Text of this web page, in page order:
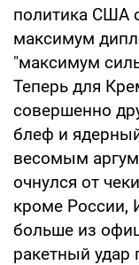
политика США
максимум
"максимум
Теперь для
совершенно
блеф и
весомым
очнулся от
кроме России,
больше из
ракетный удар